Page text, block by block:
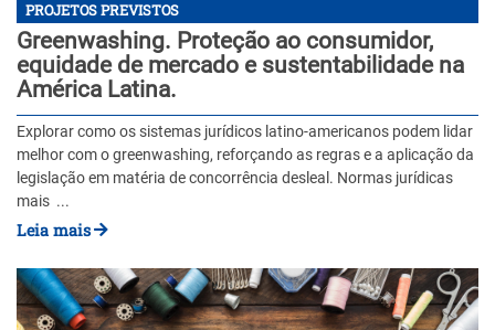
PROJETOS PREVISTOS
Greenwashing. Proteção ao consumidor,
equidade de mercado e sustentabilidade na
América Latina.
Explorar como os sistemas jurídicos latino-americanos podem lidar
melhor com o greenwashing, reforçando as regras e a aplicação da
legislação em matéria de concorrência desleal. Normas jurídicas
mais ...
Leia mais